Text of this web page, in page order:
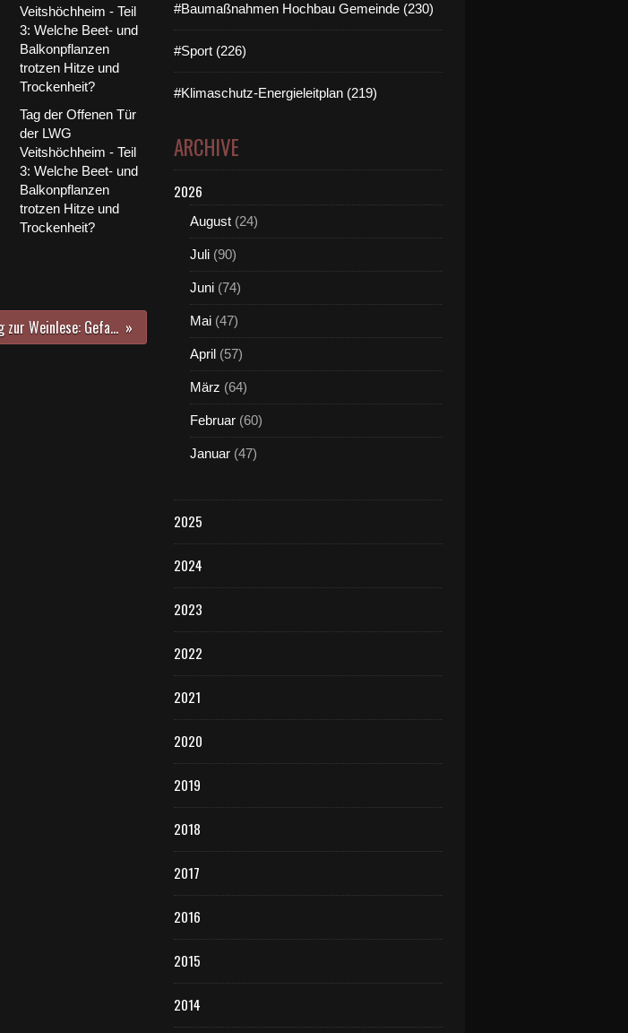
Tag der Offenen Tür
der LWG
Veitshöchheim - Teil
3: Welche Beet- und
Balkonpflanzen
trotzen Hitze und
Trockenheit?
LWG-Pressemitteilung zur Weinlese: Gefahr bis zur letzten Traube durch die Kirschessigfliege
#Baumaßnahmen Hochbau Gemeinde (230)
#Sport (226)
#Klimaschutz-Energieleitplan (219)
ARCHIVE
2026
August (24)
Juli (90)
Juni (74)
Mai (47)
April (57)
März (64)
Februar (60)
Januar (47)
2025
2024
2023
2022
2021
2020
2019
2018
2017
2016
2015
2014